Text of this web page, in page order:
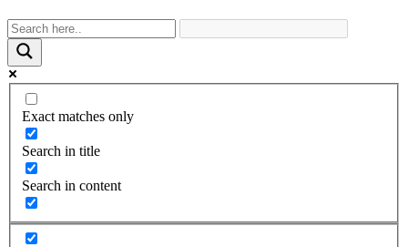
Exact matches only
Search in title
Search in content